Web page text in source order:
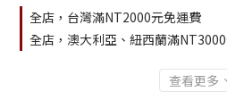
全店，台灣滿NT2000元免運費
全店，澳大利亞、紐西蘭滿
查看更多